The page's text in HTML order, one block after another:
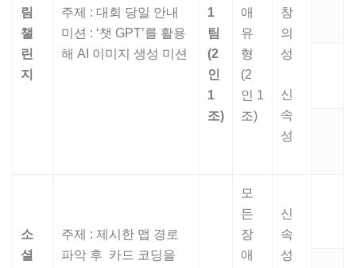
림
챌
린
지
주제 : 대회 당일 안내
미션 : ‘챗 GPT’를 활용
해 AI 이미지 생성 미션
1
팀
(2
인
1
조)
애
유
형
(2
인 1
조)
창
의
성
신
속
성
소
셜
주제 : 제시한 맵 경로
파악 후 카드 코딩을
모
든
장
애
신
속
성